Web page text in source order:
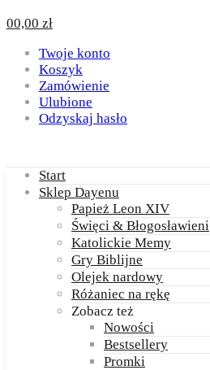
00,00 zł
Twoje konto
Koszyk
Zamówienie
Ulubione
Odzyskaj hasło
Start
Sklep Dayenu
Papież Leon XIV
Święci & Błogosławieni
Katolickie Memy
Gry Biblijne
Olejek nardowy
Różaniec na rękę
Zobacz też
Nowości
Bestsellery
Promki